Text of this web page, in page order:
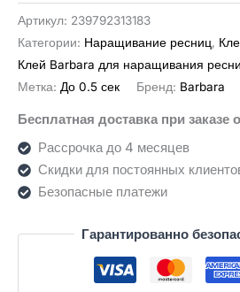
BARBARA
דבק
להלחמת
ריסים
שחור
(5
מ״ל)
Артикул: 239792313183
Категории: Наращивание ресниц,
Клей Barbara для наращивания
Метка: До 0.5 сек Бренд: Barbara
Бесплатная доставка при заказе
Рассрочка до 4 месяцев
Скидки для постоянных
Безопасные платежи
Гарантированно